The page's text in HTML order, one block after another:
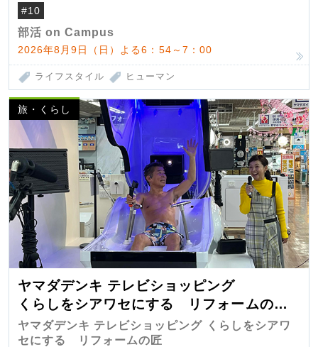
#10
部活 on Campus
2026年8月9日（日）よる6：54～7：00
ライフスタイル ヒューマン
旅・くらし
ヤマダデンキ テレビショッピング
くらしをシアワセにする リフォームの
匠 第7弾
ヤマダデンキ テレビショッピング くらしをシアワ
セにする リフォームの匠